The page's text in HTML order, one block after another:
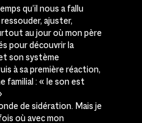
qu’il nous a fallu
ajuster,
au jour où mon père
pour découvrir la
son système
à sa première réaction,
familial : « le son est
de sidération. Mais je
où avec mon